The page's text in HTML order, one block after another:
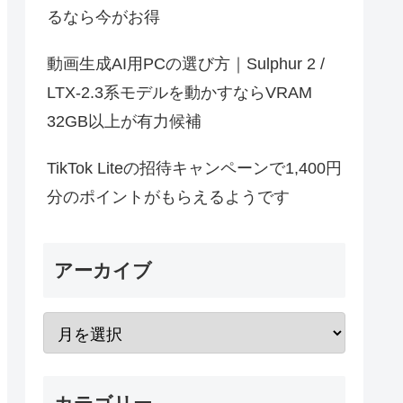
るなら今がお得
動画生成AI用PCの選び方｜Sulphur 2 /
LTX-2.3系モデルを動かすならVRAM
32GB以上が有力候補
TikTok Liteの招待キャンペーンで1,400円
分のポイントがもらえるようです
アーカイブ